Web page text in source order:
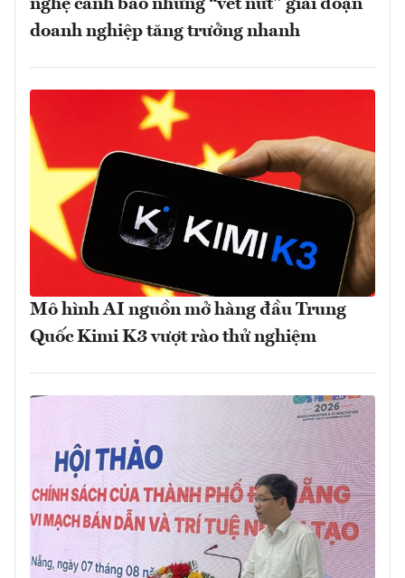
nghệ cảnh báo những “vết nứt” giai đoạn
doanh nghiệp tăng trưởng nhanh
Mô hình AI nguồn mở hàng đầu Trung
Quốc Kimi K3 vượt rào thử nghiệm